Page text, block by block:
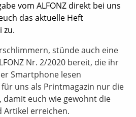
vom ALFONZ direkt bei uns
das aktuelle Heft
zu.
stünde auch eine
Nr. 2/2020 bereit, die ihr
Smartphone lesen
uns als Printmagazin nur die
euch wie gewohnt die
Artikel erreichen.